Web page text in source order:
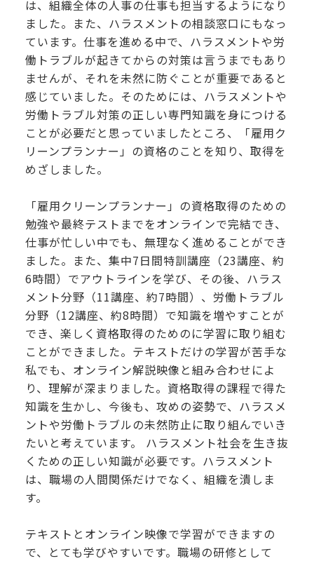
は、組織全体の人事の仕事も担当するようになり
ました。また、ハラスメントの相談窓口にもなっ
ています。仕事を進める中で、ハラスメントや労
働トラブルが起きてからの対策は言うまでもあり
ませんが、それを未然に防ぐことが重要であると
感じていました。そのためには、ハラスメントや
労働トラブル対策の正しい専門知識を身につける
ことが必要だと思っていましたところ、「雇用ク
リーンプランナー」の資格のことを知り、取得を
めざしました。
「雇用クリーンプランナー」の資格取得のための
勉強や最終テストまでをオンラインで完結でき、
仕事が忙しい中でも、無理なく進めることができ
ました。また、集中7日間特訓講座（23講座、約
6時間）でアウトラインを学び、その後、ハラス
メント分野（11講座、約7時間）、労働トラブル
分野（12講座、約8時間）で知識を増やすことが
でき、楽しく資格取得のためのに学習に取り組む
ことができました。テキストだけの学習が苦手な
私でも、オンライン解説映像と組み合わせによ
り、理解が深まりました。資格取得の課程で得た
知識を生かし、今後も、攻めの姿勢で、ハラスメ
ントや労働トラブルの未然防止に取り組んでいき
たいと考えています。 ハラスメント社会を生き抜
くための正しい知識が必要です。ハラスメント
は、職場の人間関係だけでなく、組織を潰しま
す。
テキストとオンライン映像で学習ができますの
で、とても学びやすいです。職場の研修として